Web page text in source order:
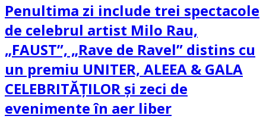
Penultima zi include trei spectacole
de celebrul artist Milo Rau,
„FAUST”, „Rave de Ravel” distins cu
un premiu UNITER, ALEEA & GALA
CELEBRITĂȚILOR și zeci de
evenimente în aer liber